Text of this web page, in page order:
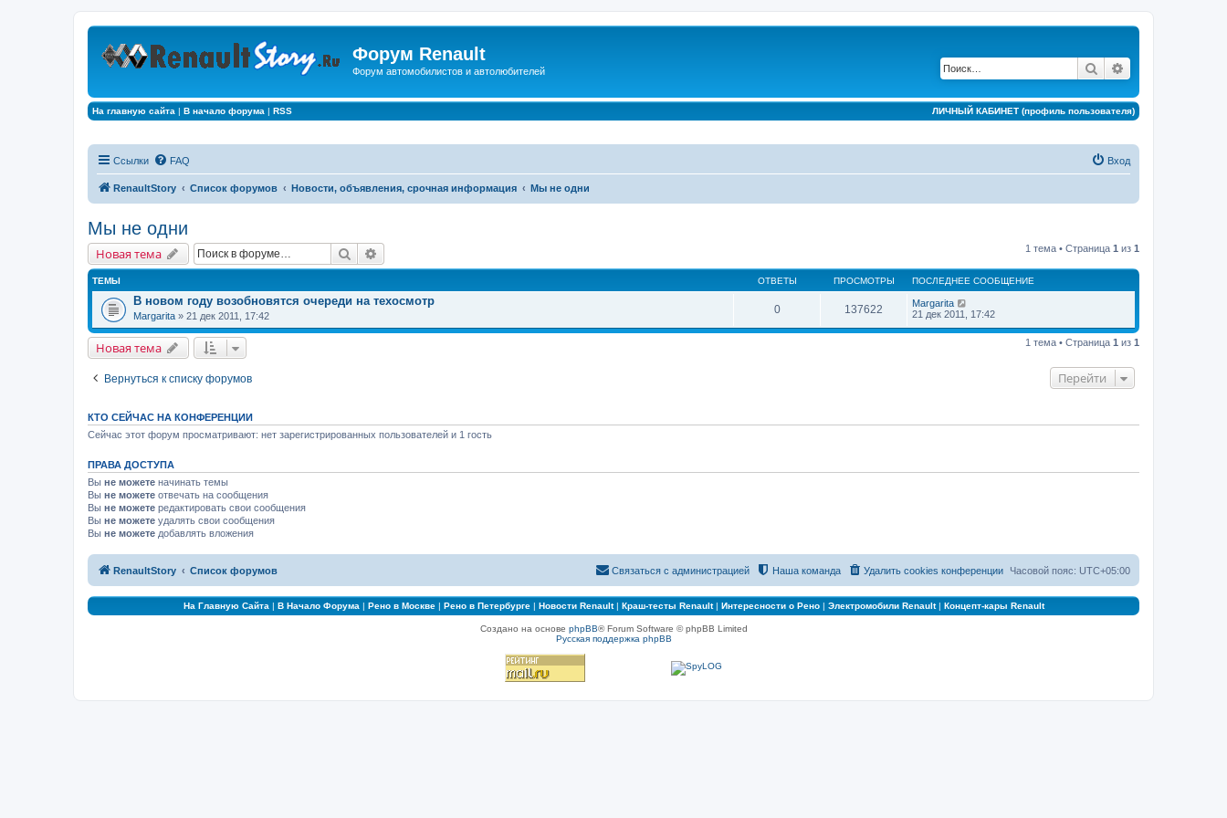
Форум Renault
Форум автомобилистов и автолюбителей Поиск
На главную сайта | В начало форума | RSS ЛИЧНЫЙ КАБИНЕТ (профиль пользователя)
Ссылки FAQ Вход
RenaultStory Список форумов Новости, объявления, срочная информация Мы не одни
Мы не одни
Новая тема Поиск 1 тема • Страница 1 из 1
ТЕМЫ ОТВЕТЫ ПРОСМОТРЫ ПОСЛЕДНЕЕ СООБЩЕНИЕ
В новом году возобновятся очереди на техосмотр
Margarita » 21 дек 2011, 17:42
0 137622
Margarita
21 дек 2011, 17:42
Новая тема 1 тема • Страница 1 из 1
Вернуться к списку форумов Перейти
КТО СЕЙЧАС НА КОНФЕРЕНЦИИ
Сейчас этот форум просматривают: нет зарегистрированных пользователей и 1 гость
ПРАВА ДОСТУПА
Вы не можете начинать темы
Вы не можете отвечать на сообщения
Вы не можете редактировать свои сообщения
Вы не можете удалять свои сообщения
Вы не можете добавлять вложения
RenaultStory Список форумов Часовой пояс: UTC+05:00
Удалить cookies конференции
Наша команда
Связаться с администрацией
На Главную Сайта | В Начало Форума | Рено в Москве| Рено в Петербурге| Новости Renault| Краш-тесты Renault| Интересности о Рено| Электромобили Renault| Концепт-кары Renault
Создано на основе phpBB® Forum Software © phpBB Limited
Русская поддержка phpBB